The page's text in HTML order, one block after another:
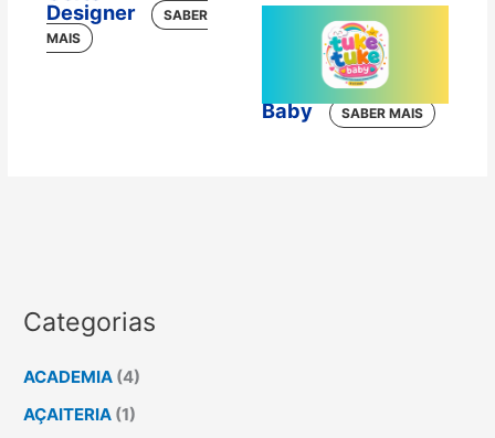
Designer
Tuke Tuke
Baby
Categorias
ACADEMIA (4)
AÇAITERIA (1)